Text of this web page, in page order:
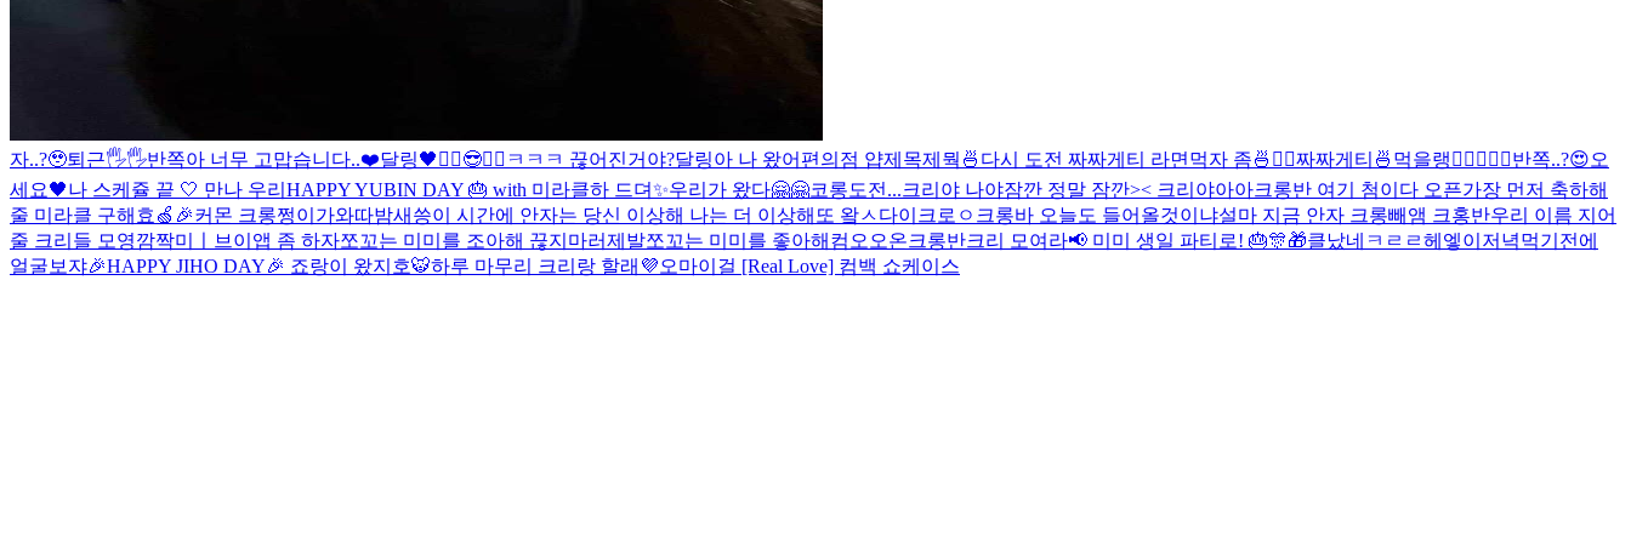
자..?🥹퇴근🖐🖐반쪽아 너무 고맙습니다..❤️달링🖤 ✌🏻😎✌🏻 ㅋㅋㅋ 끊어진거야?달링아 나 왔어 편의점 얍제목제뭑 🍜 다시 도전 짜짜게티 라면먹자 좀🍜✌🏻짜짜게티🍜먹을랭 ✌🏻 🖤🍒 🖤반쪽..?😍오
세요🖤나 스케쥴 끝 🤍 만나 우리 HAPPY YUBIN DAY 🎂 with 미라클하 드뎌✨우리가 왔다🤗🤗코롱도전...크리야 나야잠깐 정말 잠깐>< 크리야아아크롱반 여기 첨이다 오픈가장 먼저 축하해
줄 미라클 구해효🍏🎉커몬 크롱쩡이가와따밤새씅이 시간에 안자는 당신 이상해 나는 더 이상해 또 왘ㅅ다이크로ㅇ 크롱바 오늘도 들어올것이냐설마 지금 안자 크롱빼앰 크홍반우리 이름 지어
줄 크리들 모영깜짝미ㅣ 브이앱 좀 하자쪼꼬는 미미를 조아해 끊지마러제발쪼꼬는 미미를 좋아해 컴오오온크롱반크리 모여라📢 미미 생일 파티로! 🎂🎊🎁클났네 ㅋㄹㄹ헤엫이 저녁먹기전에
얼굴보쟈🎉HAPPY JIHO DAY🎉 죠랑이 왔지호🐯하루 마무리 크리랑 할래💜오마이걸 [Real Love] 컴백 쇼케이스